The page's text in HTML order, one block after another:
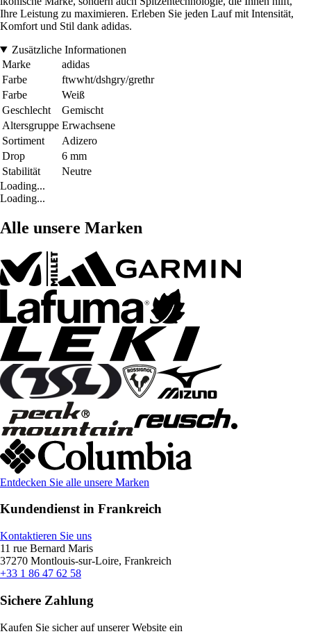
Ihre Leistung zu maximieren. Erleben Sie jeden Lauf mit Intensität,
Komfort und Stil dank adidas.
Zusätzliche Informationen
Marke
adidas
Farbe
ftwwht/dshgry/grethr
Farbe
Weiß
Geschlecht
Gemischt
Altersgruppe Erwachsene
Sortiment
Adizero
Drop
6 mm
Stabilität
Neutre
Loading...
Loading...
Alle unsere Marken
Entdecken Sie alle unsere Marken
Kundendienst in Frankreich
Kontaktieren Sie uns
11 rue Bernard Maris
37270 Montlouis-sur-Loire, Frankreich
+33 1 86 47 62 58
Sichere Zahlung
Kaufen Sie sicher auf unserer Website ein